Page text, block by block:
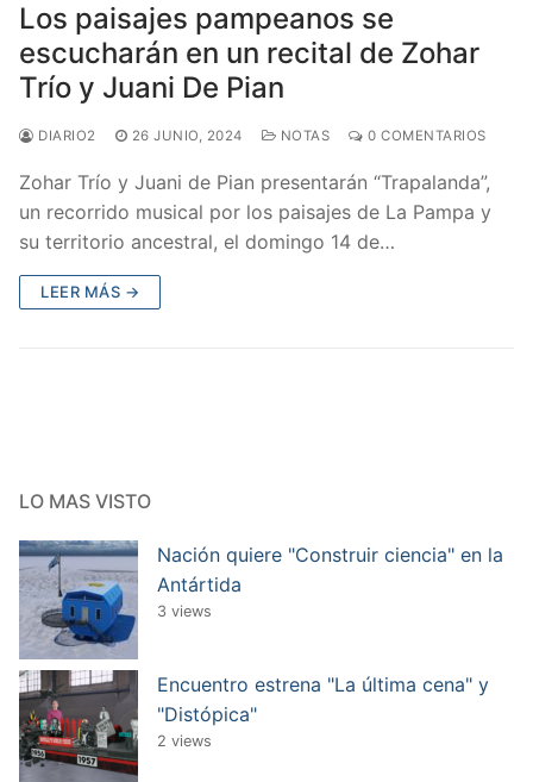
Los paisajes pampeanos se
escucharán en un recital de Zohar
Trío y Juani De Pian
DIARIO2 26 JUNIO, 2024 NOTAS 0 COMENTARIOS
Zohar Trío y Juani de Pian presentarán “Trapalanda”,
un recorrido musical por los paisajes de La Pampa y
su territorio ancestral, el domingo 14 de…
LEER MÁS →
LO MAS VISTO
Nación quiere "Construir ciencia" en la
Antártida
3 views
Encuentro estrena "La última cena" y
"Distópica"
2 views